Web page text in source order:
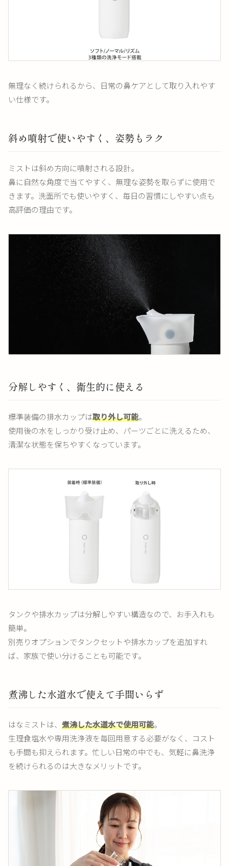
無理なく続けられるから、日常の鼻ケアとして取り入れやす
い仕様です。
斜め噴射で使いやすく、姿勢もラク
ミストは斜め方向に噴射される設計。
鼻に自然な角度で当てやすく、無理な姿勢を取らずに使用で
きます。洗面所でも使いやすく、毎日の習慣にしやすい点も
高評価の理由です。
分解しやすく、衛生的に使える
標準装備の排水カップは取り外し可能。
使用後の水をしっかり受け止め、パーツごとに洗えるため、
清潔な状態を保ちやすくなっています。
タンクや排水カップは分解しやすい構造なので、お手入れも
簡単。
別売りオプションでタンクセットや排水カップを追加すれ
ば、家族で使い分けることも可能です。
煮沸した水道水で使えて手間いらず
はなミストは、 煮沸した水道水で使用可能。
生理食塩水や専用洗浄液を毎回用意する必要がなく、コスト
も手間も抑えられます。忙しい日常の中でも、気軽に鼻洗浄
を続けられるのは大きなメリットです。